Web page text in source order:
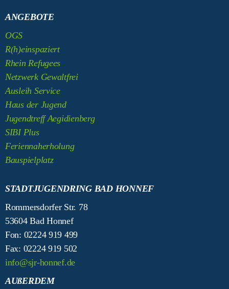
ANGEBOTE
OGS
R(h)einspaziert
Rhein Refugees
Netzwerk Gewaltfrei
Ausleih Service
Haus der Jugend
Jugendtreff Aegidienberg
SIBI Plus
Feriennaherholung
Bauspielplatz
STADTJUGENDRING BAD HONNEF
Rommersdorfer Str. 78
53604 Bad Honnef
Fon: 02224 919 499
Fax: 02224 919 502
info@sjr-honnef.de
AUßERDEM